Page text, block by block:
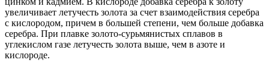
увеличивает летучесть золота за счет взаимодействия серебра
с кислородом, причем в большей степени, чем больше добавка
серебра. При плавке золото-сурьмянистых сплавов в
углекислом газе летучесть золота выше, чем в азоте и
кислороде.